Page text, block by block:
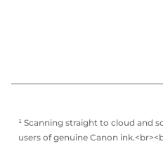
¹ Scanning straight to cloud and
users of genuine Canon